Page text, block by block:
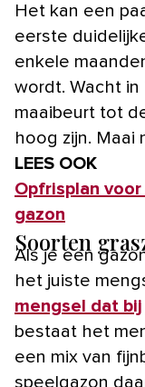
Het kan een
eerste
enkele
wordt. Wacht
maaibeurt tot
hoog zijn. Maai
LEES OOK
Opfrisplan
gazon
Soorten
Als je een
het juiste
mengsel dat
bestaat het
een mix van
speelgazon